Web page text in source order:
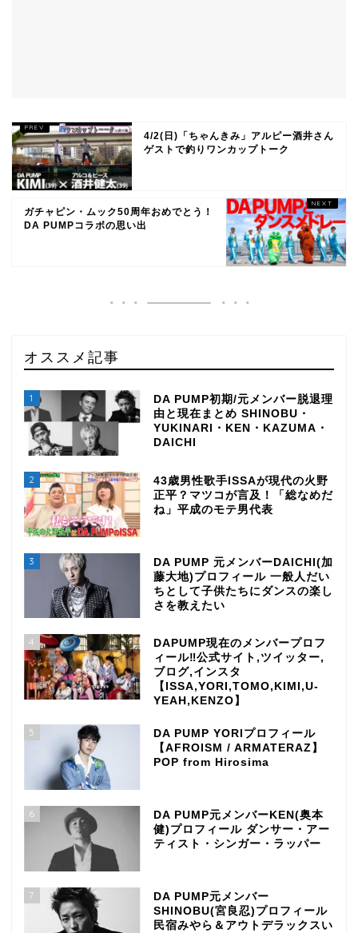
4/2(日)「ちゃんきみ」アルピー酒井さん
ゲストで釣りワンカップトーク
ガチャピン・ムック50周年おめでとう！
DA PUMPコラボの思い出
オススメ記事
1
DA PUMP初期/元メンバー脱退理
由と現在まとめ SHINOBU・
YUKINARI・KEN・KAZUMA・
DAICHI
2
43歳男性歌手ISSAが現代の火野
正平？マツコが言及！「総なめだ
ね」平成のモテ男代表
3
DA PUMP 元メンバーDAICHI(加
藤大地)プロフィール 一般人だい
ちとして子供たちにダンスの楽し
さを教えたい
4
DAPUMP現在のメンバープロフ
ィール‼公式サイト,ツイッター,
ブログ,インスタ
【ISSA,YORI,TOMO,KIMI,U-
YEAH,KENZO】
5
DA PUMP YORIプロフィール
【AFROISM / ARMATERAZ】
POP from Hirosima
6
DA PUMP元メンバーKEN(奥本
健)プロフィール ダンサー・アー
ティスト・シンガー・ラッパー
7
DA PUMP元メンバー
SHINOBU(宮良忍)プロフィール
民宿みやら＆アウトデラックスい